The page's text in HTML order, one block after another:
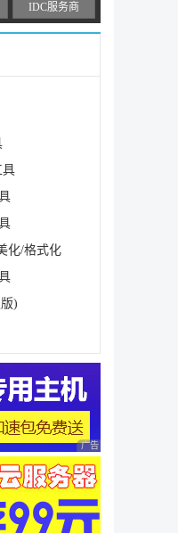
IDC服务商
具
化/格式化
)
广告 商业广告，理性